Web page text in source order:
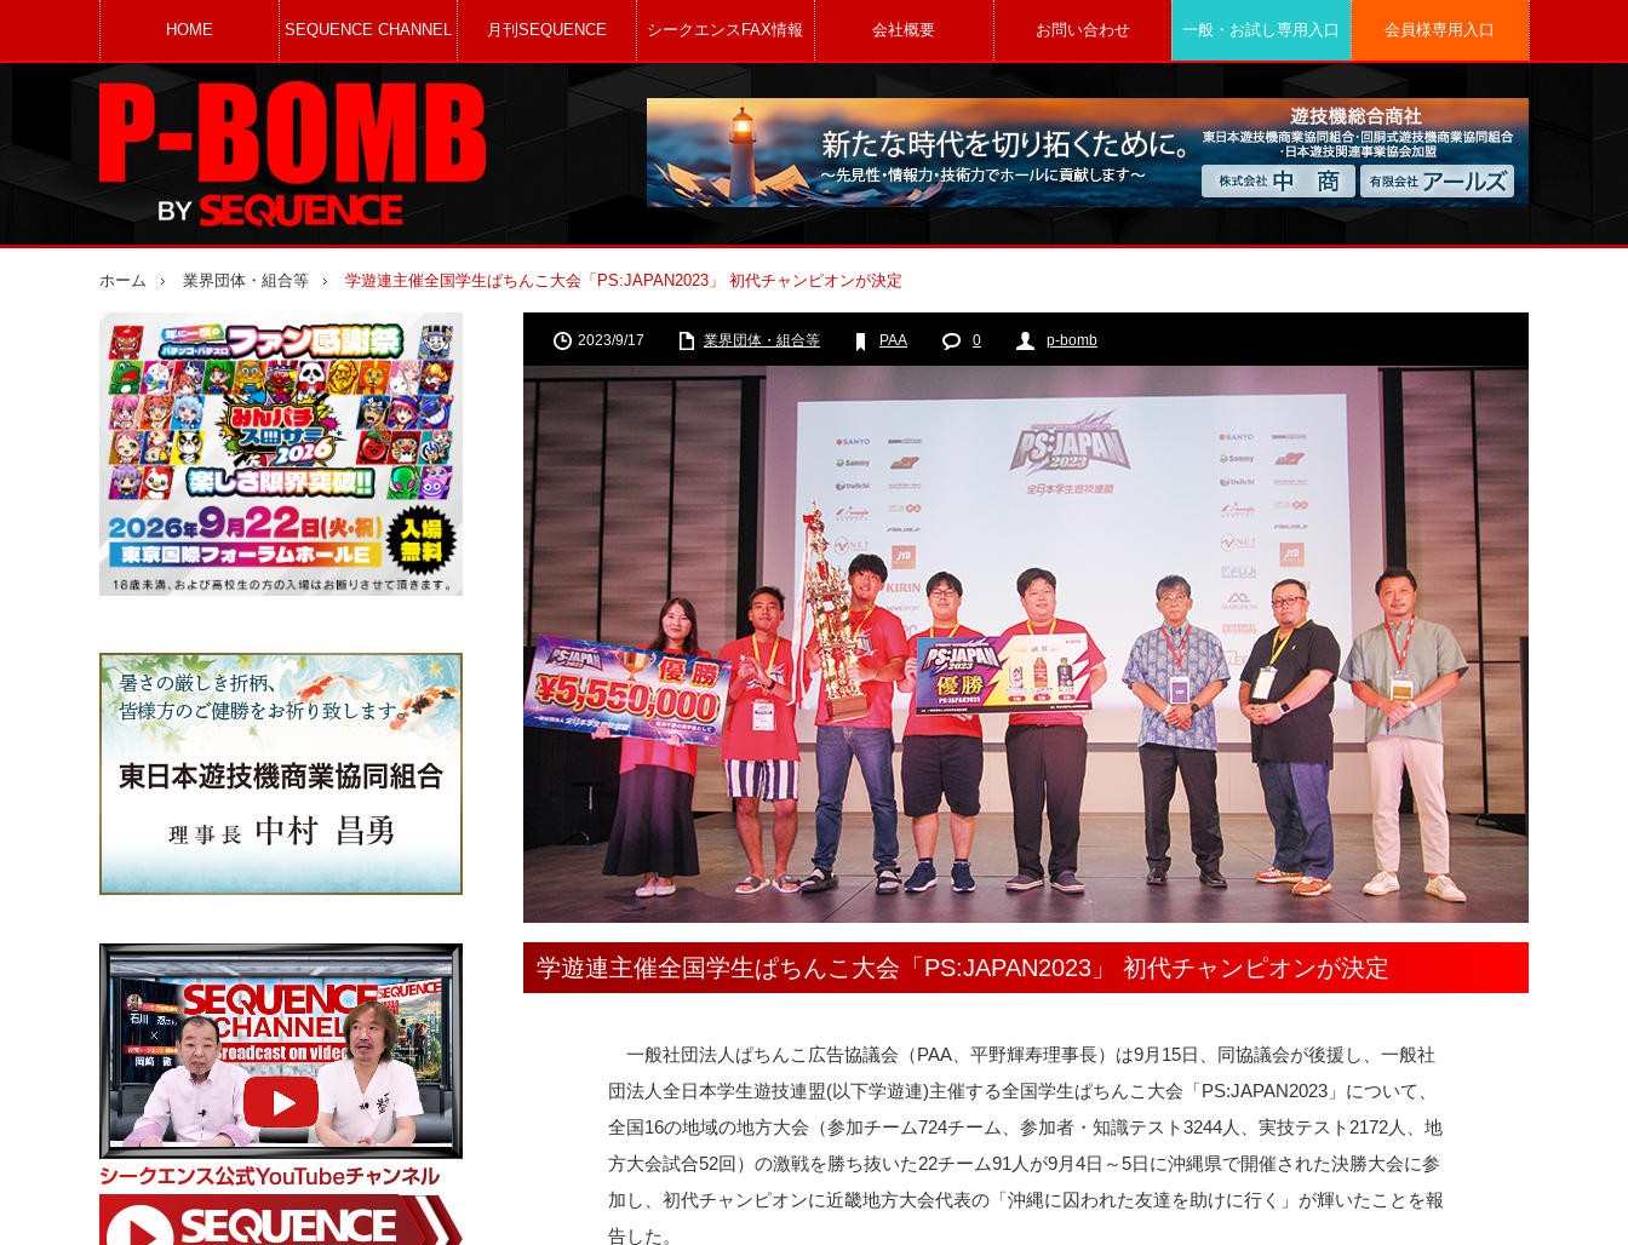
HOME SEQUENCE CHANNEL 月刊SEQUENCE シークエンスFAX情報 会社概要 お問い合わせ 一般・お試し専用入口 会員様専用入口
ホーム 業界団体・組合等 学遊連主催全国学生ぱちんこ大会「PS:JAPAN2023」 初代チャンピオンが決定
2023/9/17 業界団体・組合等 PAA 0 p-bomb
学遊連主催全国学生ぱちんこ大会「PS:JAPAN2023」 初代チャンピオンが決定
一般社団法人ぱちんこ広告協議会（PAA、平野輝寿理事長）は9月15日、同協議会が後援し、一般社
団法人全日本学生遊技連盟(以下学遊連)主催する全国学生ぱちんこ大会「PS:JAPAN2023」について、
全国16の地域の地方大会（参加チーム724チーム、参加者・知識テスト3244人、実技テスト2172人、地
方大会試合52回）の激戦を勝ち抜いた22チーム91人が9月4日～5日に沖縄県で開催された決勝大会に参
加し、初代チャンピオンに近畿地方大会代表の「沖縄に囚われた友達を助けに行く」が輝いたことを報
告した。